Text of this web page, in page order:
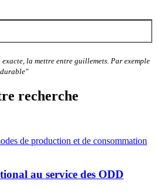
la mettre entre guillemets. Par exemple
recherche
de production et de consommation
au service des ODD